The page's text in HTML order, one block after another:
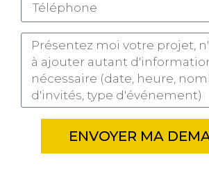
ENVOYER MA